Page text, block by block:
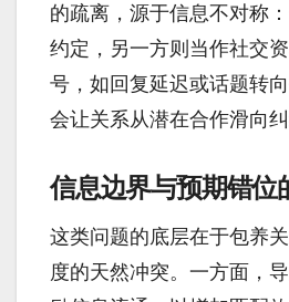
的疏离，源于信息不对称
约定，另一方则当作社交
号，如回复延迟或话题转
会让关系从潜在合作滑向纠
信息边界与预期错位
这类问题的底层在于包养
度的天然冲突。一方面，